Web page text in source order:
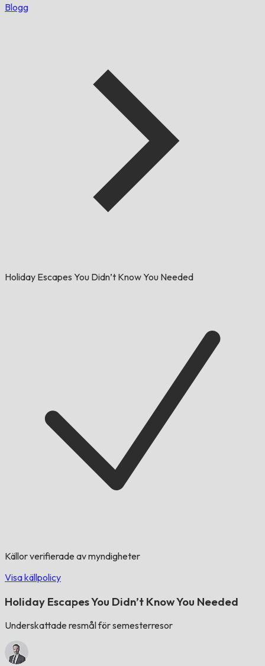
Blogg
Holiday Escapes You Didn’t Know You Needed
Källor verifierade av myndigheter
Visa källpolicy
Holiday Escapes You Didn’t Know You Needed
Underskattade resmål för semesterresor